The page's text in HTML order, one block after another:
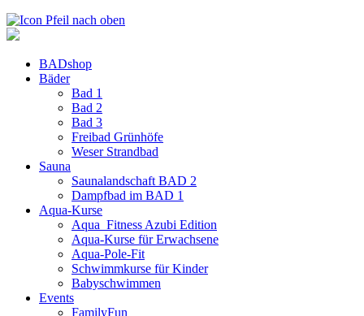
BADshop
Bäder
Bad 1
Bad 2
Bad 3
Freibad Grünhöfe
Weser Strandbad
Sauna
Saunalandschaft BAD 2
Dampfbad im BAD 1
Aqua-Kurse
Aqua_Fitness Azubi Edition
Aqua-Kurse für Erwachsene
Aqua-Pole-Fit
Schwimmkurse für Kinder
Babyschwimmen
Events
FamilyFun